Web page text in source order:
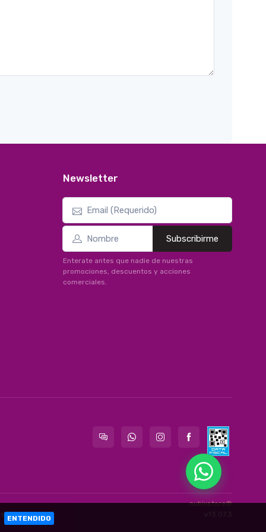
Newsletter
Subscribirme
Enterate antes que nadie de nuestras
promociones, descuentos y acciones
comerciales.
[ingrese aquí]
nubixstore®
ENTENDIDO